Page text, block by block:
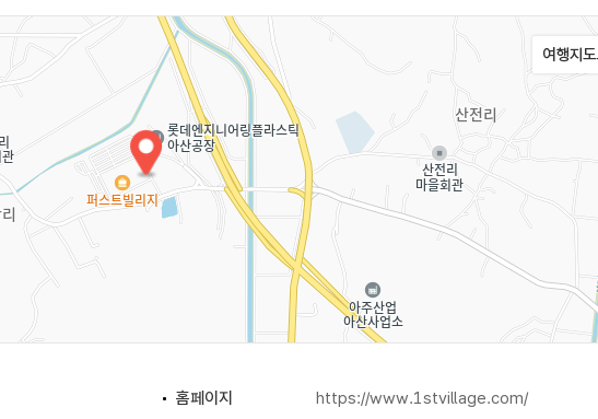
홈페이지
https://www.1stvillage.com/